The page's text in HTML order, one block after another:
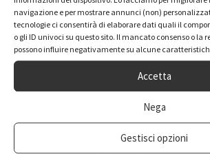
navigazione e per mostrare annunci (non)
tecnologie ci consentirà di elaborare dati quali il
o gli ID univoci su questo sito. Il mancato consenso o la
possono influire negativamente su alcune
Accetta
Nega
Gestisci opzioni
Anelli
Box promo
Calamite